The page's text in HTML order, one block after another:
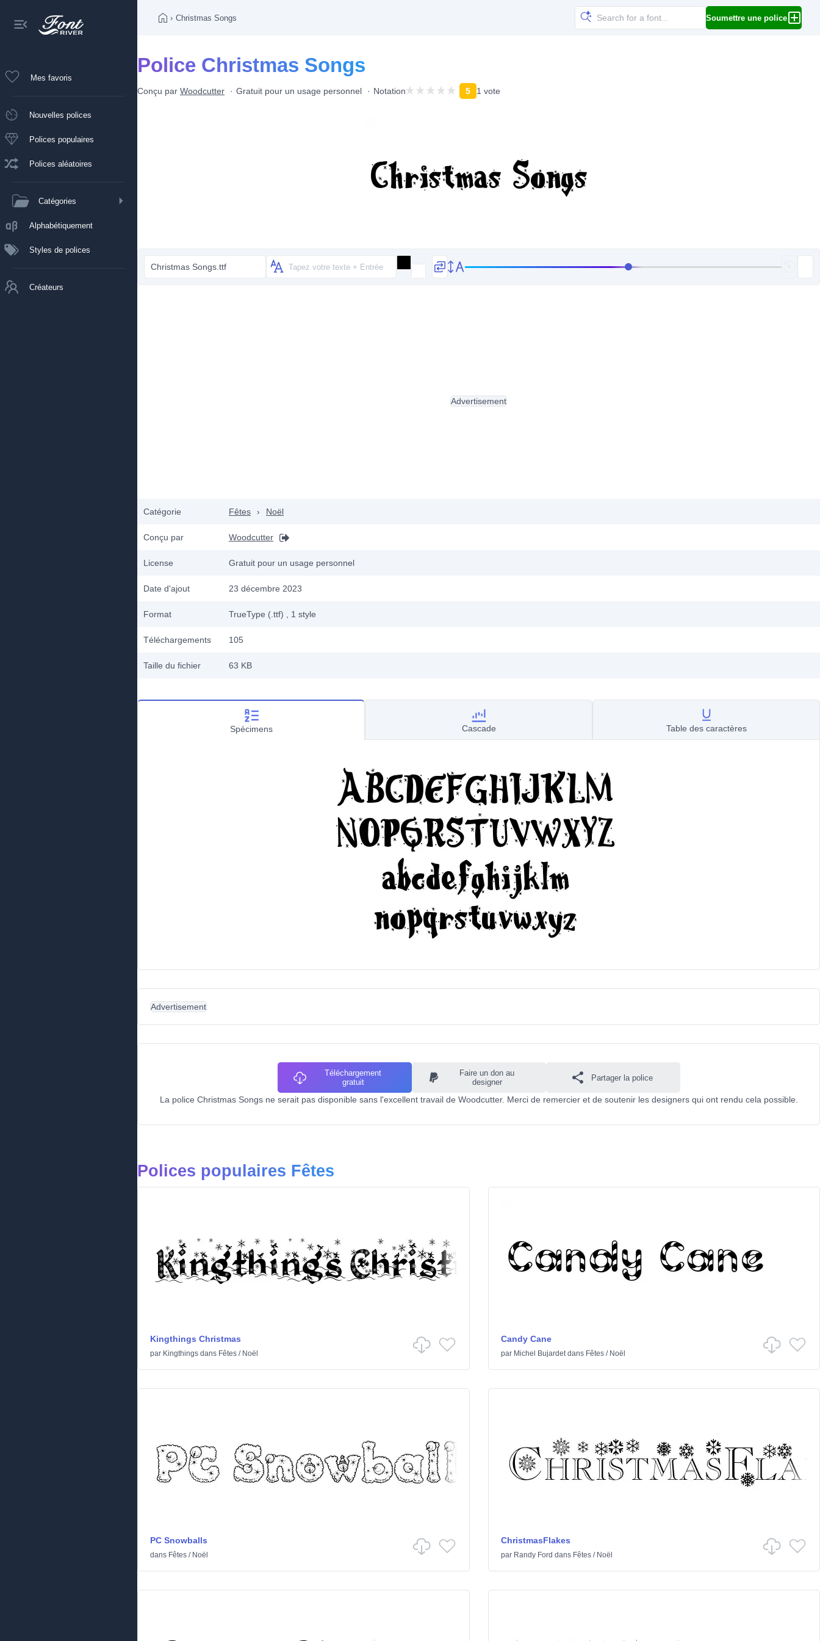
Mes favoris
Nouvelles polices
Polices populaires
Polices aléatoires
Catégories
Alphabétiquement
Styles de polices
Créateurs
› Christmas Songs Soumettre une police
Police Christmas Songs
Conçu par Woodcutter Gratuit pour un usage personnel Notation 5 1 vote
Christmas Songs.ttf
Catégorie Fêtes › Noël
Conçu par Woodcutter
License Gratuit pour un usage personnel
Date d'ajout 23 décembre 2023
Format TrueType (.ttf) , 1 style
Téléchargements 105
Taille du fichier 63 KB
Advertisement
Spécimens Cascade Table des caractères
Advertisement
Téléchargement
gratuit
Faire un don au
designer
Partager la police
La police Christmas Songs ne serait pas disponible sans l'excellent travail de Woodcutter. Merci de remercier et de soutenir les designers qui ont rendu cela possible.
Polices populaires Fêtes
Kingthings Christmas
par Kingthings dans Fêtes / Noël
Candy Cane
par Michel Bujardetdans Fêtes/ Noël
PC Snowballs
dans Fêtes / Noël
ChristmasFlakes
par Randy Ford dans Fêtes/ Noël